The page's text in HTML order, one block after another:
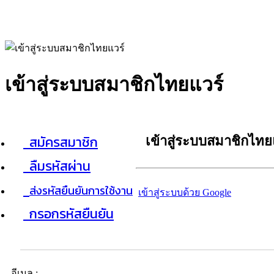
เข้าสู่ระบบสมาชิกไทยแวร์
สมัครสมาชิก
ลืมรหัสผ่าน
ส่งรหัสยืนยันการใช้งาน
กรอกรหัสยืนยัน
เข้าสู่ระบบสมาชิกไท
เข้าสู่ระบบด้วย Google